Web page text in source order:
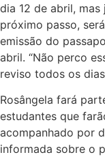
dia 12 de abril, mas
próximo passo,
emissão do
abril. “Não perco
reviso todos os
Rosângela fará
estudantes que
acompanhado por
informada sobre o